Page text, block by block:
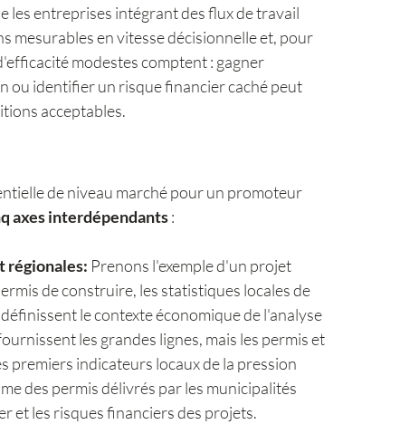
les entreprises intégrant des flux de travail
mesurables en vitesse décisionnelle et, pour
modestes comptent : gagner
ou identifier un risque financier caché peut
acceptables.
de niveau marché pour un promoteur
axes interdépendants :
régionales: Prenons l'exemple d'un projet
de construire, les statistiques locales de
le contexte économique de l'analyse
les grandes lignes, mais les permis et
premiers indicateurs locaux de la pression
des permis délivrés par les municipalités
et les risques financiers des projets.